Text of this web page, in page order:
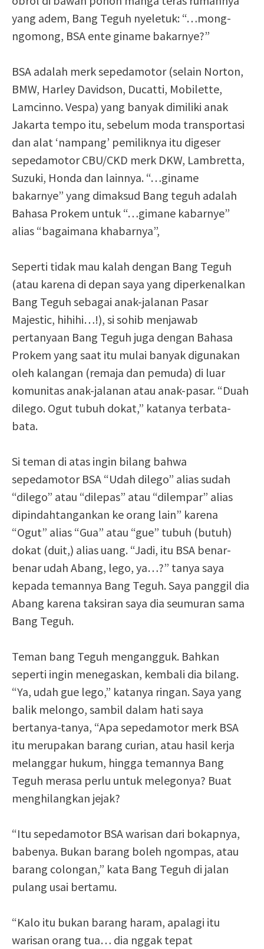
yang adem, Bang Teguh nyeletuk: “…mong-
ngomong, BSA ente giname bakarnye?”
BSA adalah merk sepedamotor (selain Norton,
BMW, Harley Davidson, Ducatti, Mobilette,
Lamcinno. Vespa) yang banyak dimiliki anak
Jakarta tempo itu, sebelum moda transportasi
dan alat ‘nampang’ pemiliknya itu digeser
sepedamotor CBU/CKD merk DKW, Lambretta,
Suzuki, Honda dan lainnya. “…giname
bakarnye” yang dimaksud Bang teguh adalah
Bahasa Prokem untuk “…gimane kabarnye”
alias “bagaimana khabarnya”,
Seperti tidak mau kalah dengan Bang Teguh
(atau karena di depan saya yang diperkenalkan
Bang Teguh sebagai anak-jalanan Pasar
Majestic, hihihi…!), si sohib menjawab
pertanyaan Bang Teguh juga dengan Bahasa
Prokem yang saat itu mulai banyak digunakan
oleh kalangan (remaja dan pemuda) di luar
komunitas anak-jalanan atau anak-pasar. “Duah
dilego. Ogut tubuh dokat,” katanya terbata-
bata.
Si teman di atas ingin bilang bahwa
sepedamotor BSA “Udah dilego” alias sudah
“dilego” atau “dilepas” atau “dilempar” alias
dipindahtangankan ke orang lain” karena
“Ogut” alias “Gua” atau “gue” tubuh (butuh)
dokat (duit,) alias uang. “Jadi, itu BSA benar-
benar udah Abang, lego, ya…?” tanya saya
kepada temannya Bang Teguh. Saya panggil dia
Abang karena taksiran saya dia seumuran sama
Bang Teguh.
Teman bang Teguh mengangguk. Bahkan
seperti ingin menegaskan, kembali dia bilang.
“Ya, udah gue lego,” katanya ringan. Saya yang
balik melongo, sambil dalam hati saya
bertanya-tanya, “Apa sepedamotor merk BSA
itu merupakan barang curian, atau hasil kerja
melanggar hukum, hingga temannya Bang
Teguh merasa perlu untuk melegonya? Buat
menghilangkan jejak?
“Itu sepedamotor BSA warisan dari bokapnya,
babenya. Bukan barang boleh ngompas, atau
barang colongan,” kata Bang Teguh di jalan
pulang usai bertamu.
“Kalo itu bukan barang haram, apalagi itu
warisan orang tua… dia nggak tepat